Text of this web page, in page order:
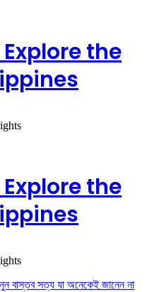
the
the
বাস্তব সত্য যা অনেকেই জানেন না